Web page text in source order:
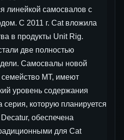
линейкой самосвалов с
С 2011 г. Cat вложила
в продукты Unit Rig.
две полностью
Самосвалы новой
MT, имеют
уровень содержания
серия, которую планируется
обеспечена
для Cat